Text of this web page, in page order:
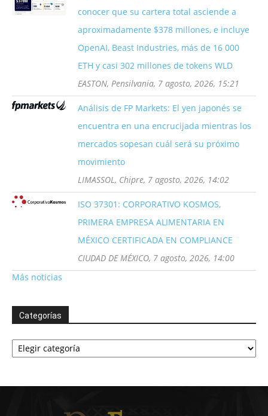
conocer que su cartera total asciende a
aproximadamente $378 millones, e incluye
OpenAI, Beast Industries, más de 16 000
ETH y casi 302 millones de tokens WLD
EASTON, Pensilvania, 7 agosto, 2026, 15:21
Análisis de FP Markets: El yen japonés se
encuentra en una encrucijada mientras los
mercados sopesan cuál será su próximo
movimiento
LIMASSOL, Chipre, 7 agosto, 2026, 14:02
ISO 37301: CORPORATIVO KOSMOS,
PRIMERA EMPRESA ALIMENTARIA EN
MÉXICO CERTIFICADA EN COMPLIANCE
CIUDAD DE MÉXICO, 7 agosto, 2026, 14:00
Más noticias
Categorías
Categorías